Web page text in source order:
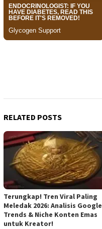
RELATED POSTS
Terungkap! Tren Viral Paling
Meledak 2026: Analisis Google
Trends & Niche Konten Emas
untuk Kreator!